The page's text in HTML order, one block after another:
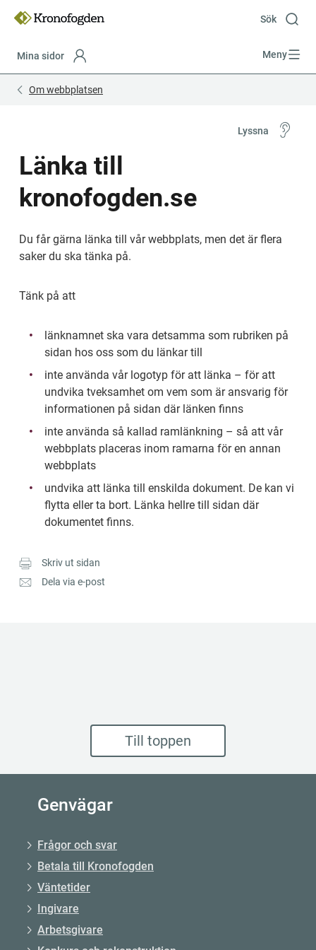
innehåll
Sök
Mina sidor Meny
Om webbplatsen
Lyssna
Länka till
kronofogden.se
Du får gärna länka till vår webbplats, men det är flera
saker du ska tänka på.
Tänk på att
länknamnet ska vara detsamma som rubriken på
sidan hos oss som du länkar till
inte använda vår logotyp för att länka – för att
undvika tveksamhet om vem som är ansvarig för
informationen på sidan där länken finns
inte använda så kallad ramlänkning – så att vår
webbplats placeras inom ramarna för en annan
webbplats
undvika att länka till enskilda dokument. De kan vi
flytta eller ta bort. Länka hellre till sidan där
dokumentet finns.
Skriv ut sidan
Dela via e-post
Till toppen
start
end
Genvägar
Frågor och svar
Betala till Kronofogden
Väntetider
Ingivare
Arbetsgivare